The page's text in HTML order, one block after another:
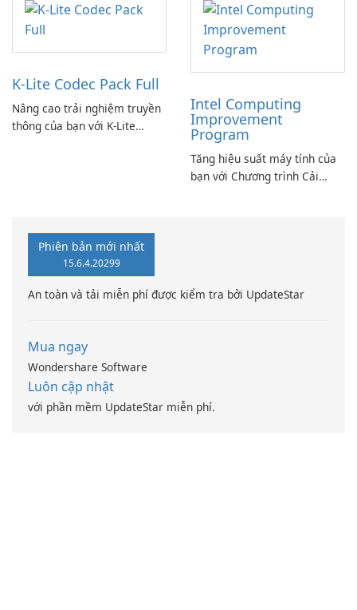
K-Lite Codec Pack Full
Nâng cao trải nghiệm truyền
thông của bạn với K-Lite
Intel Computing
Improvement
Program
Tăng hiệu suất máy tính của
bạn với Chương trình Cải
Phiên bản mới nhất
15.6.4.20299
An toàn và tải miễn phí được kiểm tra bởi UpdateStar
Mua ngay
Wondershare Software
Luôn cập nhật
với phần mềm UpdateStar miễn phí.